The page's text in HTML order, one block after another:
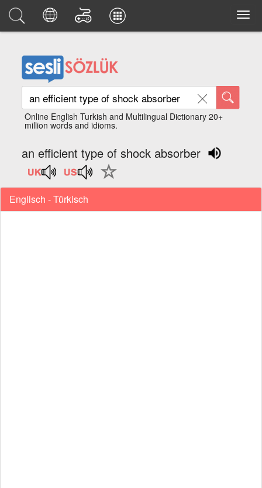
Online English Turkish and Multilingual Dictionary 20+
million words and idioms.
an efficient type of shock absorber
Englisch - Türkisch